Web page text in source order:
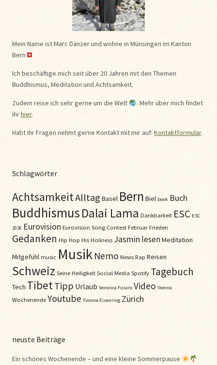
Mein Name ist Marc Dänzer und wohne in Münsingen im Kanton
Bern
Ich beschäftige mich seit über 20 Jahren mit den Themen
Buddhismus, Meditation und Achtsamkeit.
Zudem reise ich sehr gerne um die Welt
. Mehr über mich findet
ihrhier.
Habt ihr Fragen nehmt gerne Kontakt mit mir auf: Kontaktformular.
Schlagwörter
AchtsamkeitAlltag Basel Bern Biel book Buch
BuddhismusDalai Lama Dankbarkeit ESC ESC
2026 Eurovision Eurovision Song ContestFebruarFrieden
Gedanken Hip Hop His Holiness Jasmin lesenMeditation
Mitgefühlmusic Musik Nemo NewsRap Reisen
Schweiz Seine HeiligkeitSocial Media Spotify Tagebuch
Tech TibetTipp Urlaub Veronica Fusaro Video Vienna
WochenendeYoutube Yvonne Eisenring Zürich
neuste Beiträge
Ein schönes Wochenende – und eine kleine Sommerpause